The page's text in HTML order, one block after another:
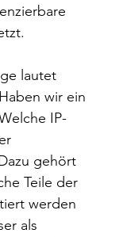
lautet
wir ein
IP-
gehört
Teile der
werden
als